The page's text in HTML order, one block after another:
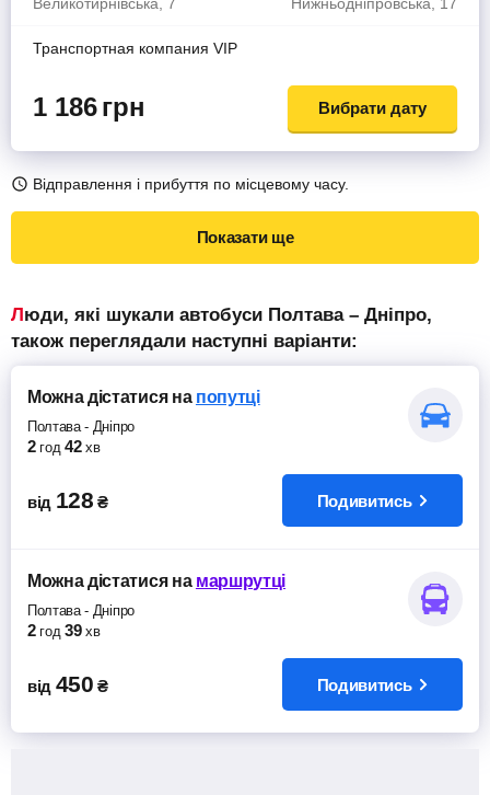
Транспортная компания VIP
1 186грн Вибрати дату
Відправлення і прибуття по місцевому часу.
Показати ще
Люди, які шукали автобуси Полтава – Дніпро,
також переглядали наступні варіанти:
Можна дістатисяна попутці
Полтава- Дніпро
2 год 42 хв
від 128 ₴ Подивитись
Можна дістатисяна маршрутці
Полтава- Дніпро
2 год 39 хв
від 450 ₴ Подивитись